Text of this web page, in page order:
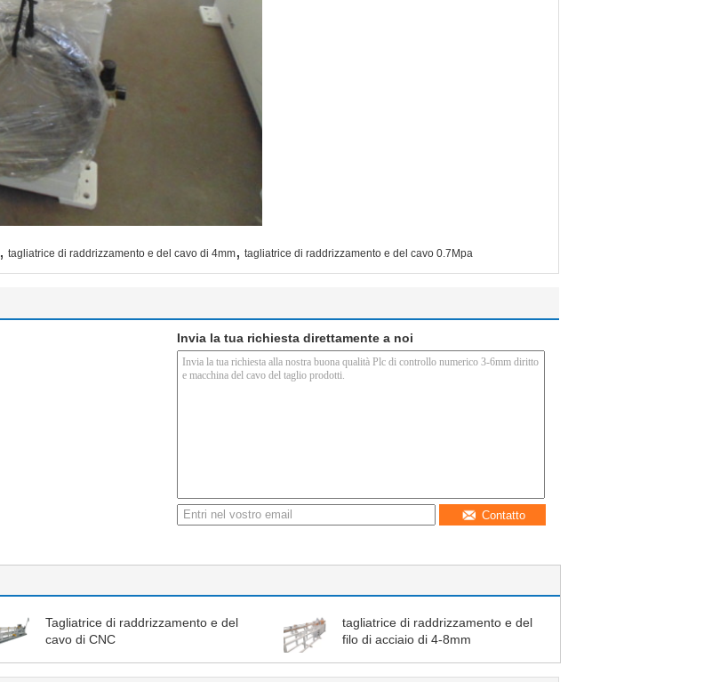
tagliatrice di raddrizzamento e del cavo di 4mm tagliatrice di raddrizzamento e del cavo 0.7Mpa
Invia la tua richiesta direttamente a noi
Contatto
Tagliatrice di raddrizzamento e del
cavo di CNC
tagliatrice di raddrizzamento e del
filo di acciaio di 4-8mm